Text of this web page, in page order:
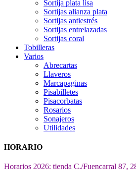
Sortija plata lisa
Sortijas alianza plata
Sortijas antiestrés
Sortijas entrelazadas
Sortijas coral
Tobilleras
Varios
Abrecartas
Llaveros
Marcapaginas
Pisabilletes
Pisacorbatas
Rosarios
Sonajeros
Utilidades
HORARIO
Horarios 2026: tienda C./Fuencarral 87,